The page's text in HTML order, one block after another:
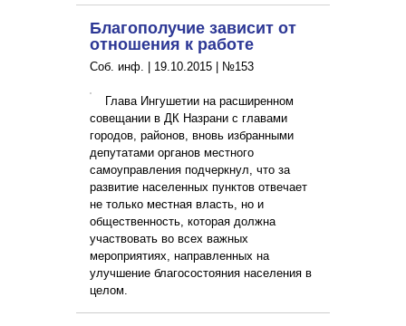
Благополучие зависит от
отношения к работе
Соб. инф. | 19.10.2015 №153
Глава Ингушетии на расширенном
совещании в ДК Назрани с главами
городов, районов, вновь избранными
депутатами органов местного
самоуправления подчеркнул, что за
развитие населенных пунктов отвечает
не только местная власть, но и
общественность, которая должна
участвовать во всех важных
мероприятиях, направленных на
улучшение благосостояния населения в
целом.